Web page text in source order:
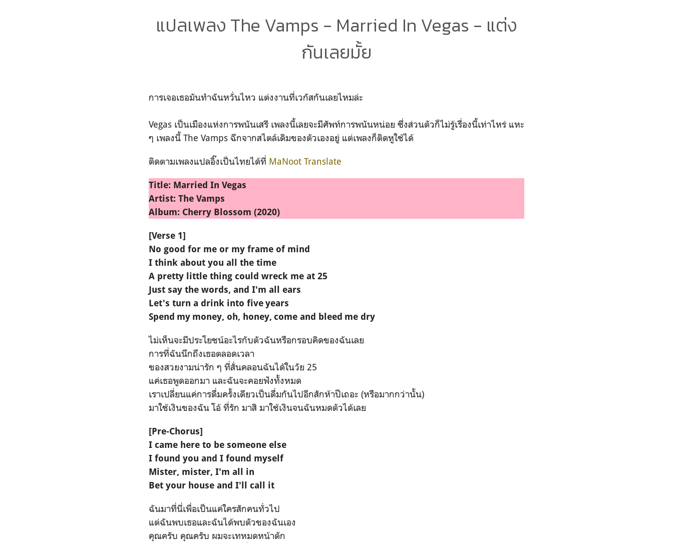
แปลเพลง The Vamps - Married In Vegas - แต่ง
กันเลยมั้ย
การเจอเธอมันทำฉันหวั่นไหว แต่งงานที่เวกัสกันเลยไหมล่ะ
Vegas เป็นเมืองแห่งการพนันเสรี เพลงนี้เลยจะมีศัพท์การพนันหน่อย ซึ่งส่วนตัวก็ไม่รู้เรื่องนี้เท่าไหร่ แหะ
ๆ เพลงนี้ The Vamps ฉีกจากสไตล์เดิมของตัวเองอยู่ แต่เพลงก็ติดหูใช้ได้
ติดตามเพลงแปลอิ๊งเป็นไทยได้ที่ MaNoot Translate
Title: Married In Vegas
Artist: The Vamps
Album: Cherry Blossom (2020)
[Verse 1]
No good for me or my frame of mind
I think about you all the time
A pretty little thing could wreck me at 25
Just say the words, and I'm all ears
Let's turn a drink into five years
Spend my money, oh, honey, come and bleed me dry
ไม่เห็นจะมีประโยชน์อะไรกับตัวฉันหรือกรอบคิดของฉันเลย
การที่ฉันนึกถึงเธอตลอดเวลา
ของสวยงามน่ารัก ๆ ที่สั่นคลอนฉันได้ในวัย 25
แค่เธอพูดออกมา และฉันจะคอยฟังทั้งหมด
เราเปลี่ยนแค่การดื่มครั้งเดียวเป็นดื่มกันไปอีกสักห้าปีเถอะ (หรือมากกว่านั้น)
มาใช้เงินของฉัน โอ้ ที่รัก มาสิ มาใช้เงินจนฉันหมดตัวได้เลย
[Pre-Chorus]
I came here to be someone else
I found you and I found myself
Mister, mister, I'm all in
Bet your house and I'll call it
ฉันมาที่นี่เพื่อเป็นแค่ใครสักคนทั่วไป
แต่ฉันพบเธอและฉันได้พบตัวของฉันเอง
คุณครับ คุณครับ ผมจะเทหมดหน้าตัก